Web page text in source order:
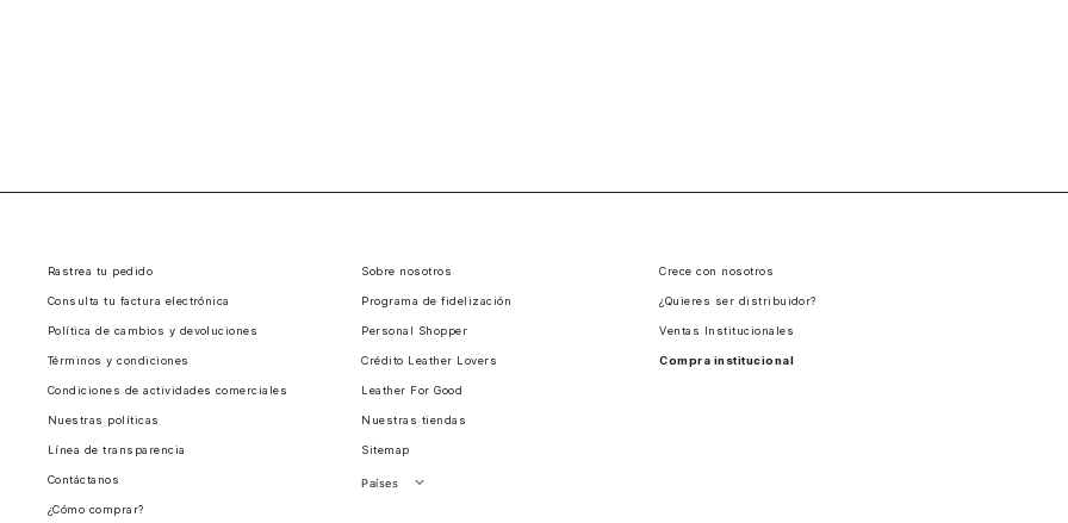
Rastrea tu pedido
Consulta tu factura electrónica
Política de cambios y devoluciones
Términos y condiciones
Condiciones de actividades comerciales
Nuestras políticas
Línea de transparencia
Contáctanos
¿Cómo comprar?
Sobre nosotros
Programa de fidelización
Personal Shopper
Crédito Leather Lovers
Leather For Good
Nuestras tiendas
Sitemap
Países
Crece con nosotros
¿Quieres ser distribuidor?
Ventas Institucionales
Compra institucional